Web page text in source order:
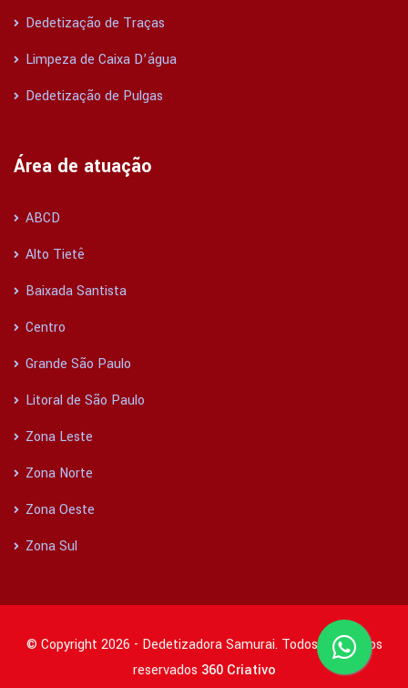
Dedetização de Traças
Limpeza de Caixa D’água
Dedetização de Pulgas
Área de atuação
ABCD
Alto Tietê
Baixada Santista
Centro
Grande São Paulo
Litoral de São Paulo
Zona Leste
Zona Norte
Zona Oeste
Zona Sul
© Copyright 2026 - Dedetizadora Samurai. Todos os direitos
reservados 360 Criativo